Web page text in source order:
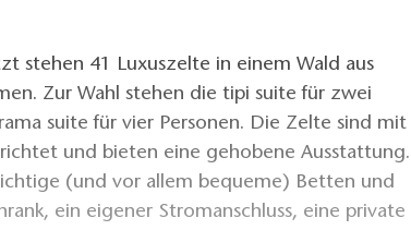
stehen 41 Luxuszelte in einem Wald aus
Zur Wahl stehen die tipi suite für zwei
suite für vier Personen. Die Zelte sind mit
und bieten eine gehobene Ausstattung.
(und vor allem bequeme) Betten und
ein eigener Stromanschluss, eine private